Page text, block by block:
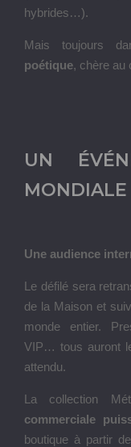
hybrides…).
Mais toujours
poétique, chère au
UN
MONDIALE
Une audience
Le défilé sera
de la Maison et
monde entier.
VIP… tous auront
attendu.
La collection
commerciale
boutique à partir